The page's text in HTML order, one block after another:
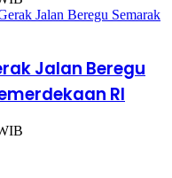
Jalan Beregu
RI